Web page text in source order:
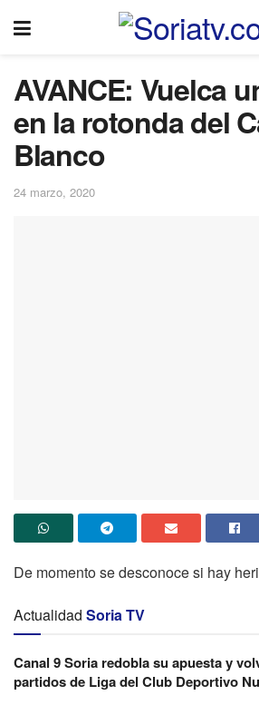
AVANCE: Vuelca
en la rotonda del
Blanco
24 marzo, 2020
De momento se desconoce si hay
Actualidad Soria TV
Canal 9 Soria redobla su apuesta y
partidos de Liga del Club Deportivo